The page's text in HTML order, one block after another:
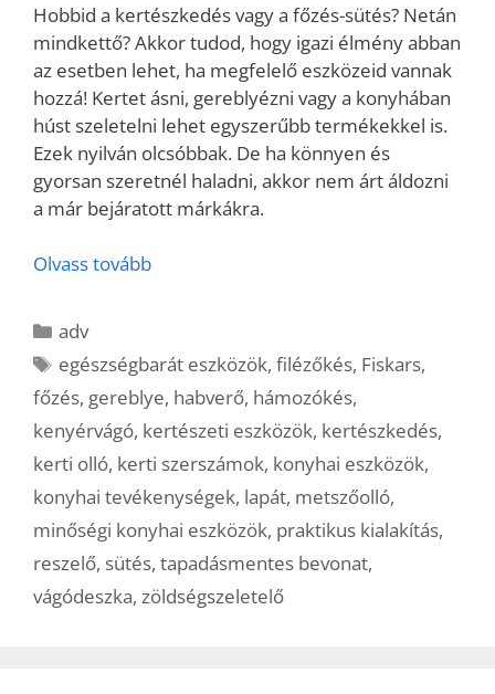
Hobbid a kertészkedés vagy a főzés-sütés? Netán
mindkettő? Akkor tudod, hogy igazi élmény abban
az esetben lehet, ha megfelelő eszközeid vannak
hozzá! Kertet ásni, gereblyézni vagy a konyhában
húst szeletelni lehet egyszerűbb termékekkel is.
Ezek nyilván olcsóbbak. De ha könnyen és
gyorsan szeretnél haladni, akkor nem árt áldozni
a már bejáratott márkákra.
Olvass tovább
Kategória
adv
Címkék
egészségbarát eszközök,filézőkés, Fiskars,
főzés, gereblye, habverő, hámozókés,
kenyérvágó, kertészeti eszközök, kertészkedés,
kerti olló, kerti szerszámok, konyhai eszközök,
konyhai tevékenységek, lapát, metszőolló,
minőségi konyhai eszközök, praktikus kialakítás,
reszelő, sütés, tapadásmentes bevonat,
vágódeszka, zöldségszeletelő